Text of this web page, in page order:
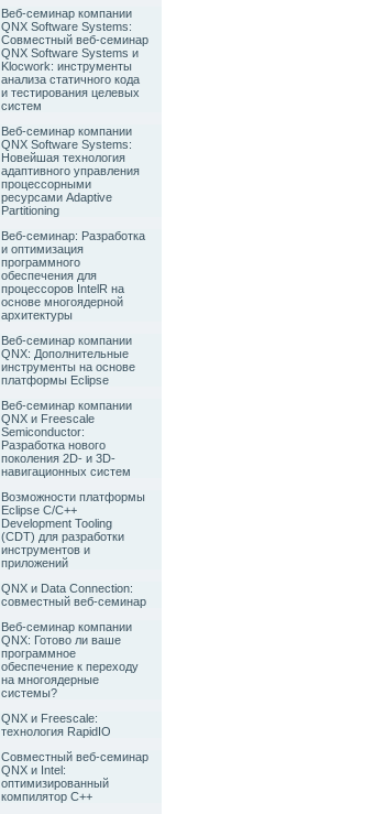
Веб-семинар компании
QNX Software Systems:
Совместный веб-семинар
QNX Software Systems и
Klocwork: инструменты
анализа статичного кода
и тестирования целевых
систем
Веб-семинар компании
QNX Software Systems:
Новейшая технология
адаптивного управления
процессорными
ресурсами Adaptive
Partitioning
Веб-семинар: Разработка
и оптимизация
программного
обеспечения для
процессоров IntelR на
основе многоядерной
архитектуры
Веб-семинар компании
QNX: Дополнительные
инструменты на основе
платформы Eclipse
Веб-семинар компании
QNX и Freescale
Semiconductor:
Разработка нового
поколения 2D- и 3D-
навигационных систем
Возможности платформы
Eclipse C/C++
Development Tooling
(CDT) для разработки
инструментов и
приложений
QNX и Data Connection:
совместный веб-семинар
Веб-семинар компании
QNX: Готово ли ваше
программное
обеспечение к переходу
на многоядерные
системы?
QNX и Freescale:
технология RapidIO
Совместный веб-семинар
QNX и Intel:
оптимизированный
компилятор C++